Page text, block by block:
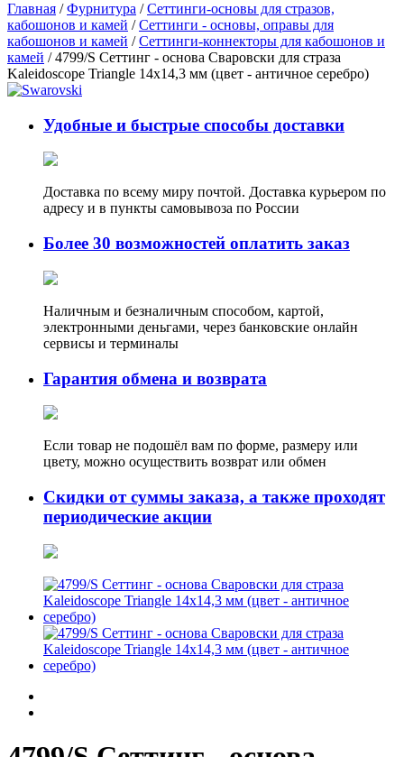
Главная /Фурнитура /Сеттинги-основы для стразов,
кабошонов и камей /Сеттинги - основы, оправы для
кабошонов и камей /Сеттинги-коннекторы для кабошонов и
камей / 4799/S Сеттинг - основа Сваровски для страза
Kaleidoscope Triangle 14х14,3 мм (цвет - античное серебро)
Удобные и быстрые способы доставки
Доставка по всему миру почтой. Доставка курьером по
адресу и в пункты самовывоза по России
Более 30 возможностей оплатить заказ
Наличным и безналичным способом, картой,
электронными деньгами, через банковские онлайн
сервисы и терминалы
Гарантия обмена и возврата
Если товар не подошёл вам по форме, размеру или
цвету, можно осуществить возврат или обмен
Скидки от суммы заказа, а также проходят
периодические акции